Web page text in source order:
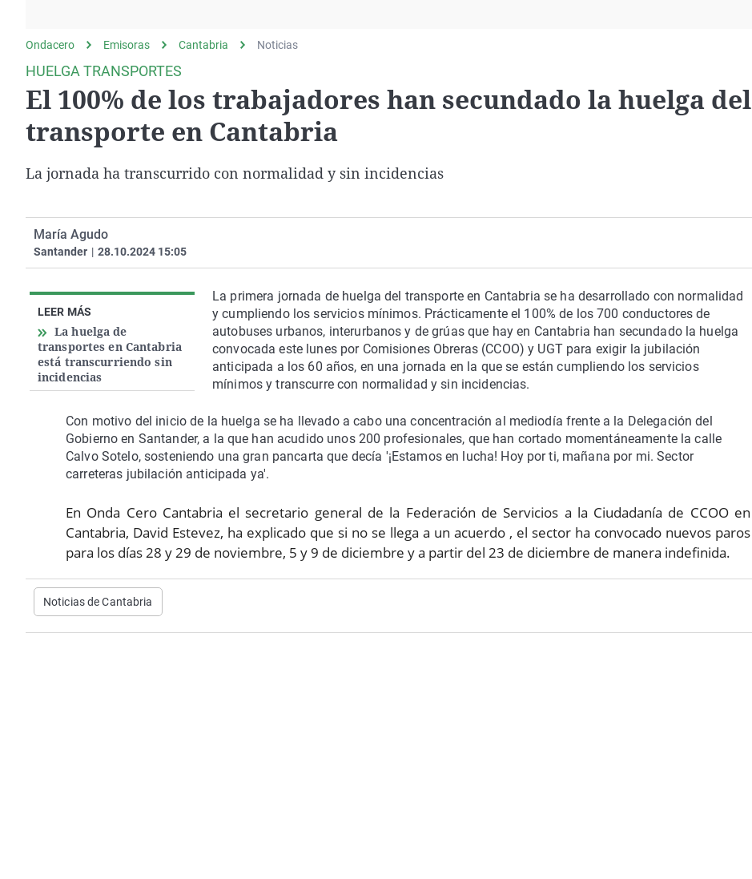
gato
Operación Viuda
Negra
Navarra
País Vasco
Ondacero Emisoras Cantabria Noticias
HUELGA TRANSPORTES
El 100% de los trabajadores han secundado la huelga del
transporte en Cantabria
La jornada ha transcurrido con normalidad y sin incidencias
María Agudo
Santander | 28.10.2024 15:05
LEER MÁS
La huelga de
transportes en Cantabria
está transcurriendo sin
incidencias
La primera jornada de huelga del transporte en Cantabria se ha desarrollado con normalidad
y cumpliendo los servicios mínimos. Prácticamente el 100% de los 700 conductores de
autobuses urbanos, interurbanos y de grúas que hay en Cantabria han secundado la huelga
convocada este lunes por Comisiones Obreras (CCOO) y UGT para exigir la jubilación
anticipada a los 60 años, en una jornada en la que se están cumpliendo los servicios
mínimos y transcurre con normalidad y sin incidencias.
Con motivo del inicio de la huelga se ha llevado a cabo una concentración al mediodía frente a la Delegación del
Gobierno en Santander, a la que han acudido unos 200 profesionales, que han cortado momentáneamente la calle
Calvo Sotelo, sosteniendo una gran pancarta que decía '¡Estamos en lucha! Hoy por ti, mañana por mi. Sector
carreteras jubilación anticipada ya'.
En Onda Cero Cantabria el secretario general de la Federación de Servicios a la Ciudadanía de CCOO en
Cantabria, David Estevez, ha explicado que si no se llega a un acuerdo , el sector ha convocado nuevos paros
para los días 28 y 29 de noviembre, 5 y 9 de diciembre y a partir del 23 de diciembre de manera indefinida.
Noticias de Cantabria